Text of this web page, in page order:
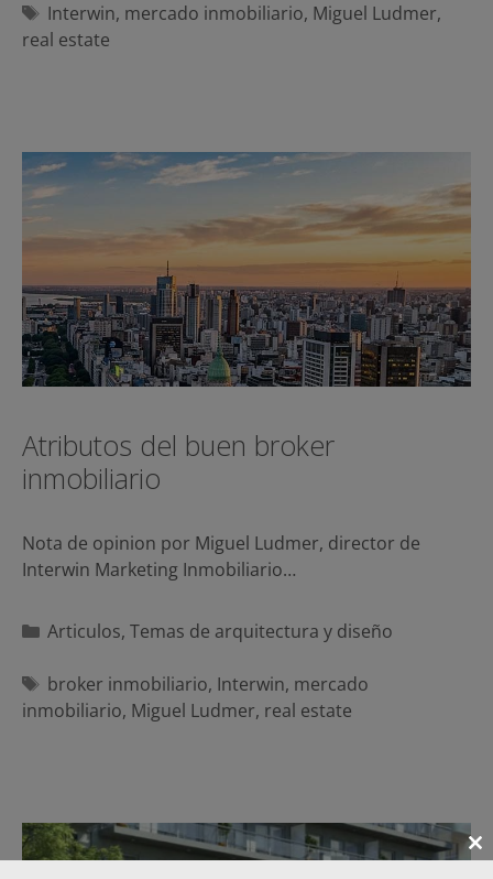
Etiquetas
Interwin, mercado inmobiliario, Miguel Ludmer,
real estate
Atributos del buen broker
inmobiliario
Nota de opinion por Miguel Ludmer, director de
Interwin Marketing Inmobiliario…
Categorías
Articulos, Temas de arquitectura y diseño
Etiquetas
broker inmobiliario, Interwin, mercado
inmobiliario, Miguel Ludmer, real estate